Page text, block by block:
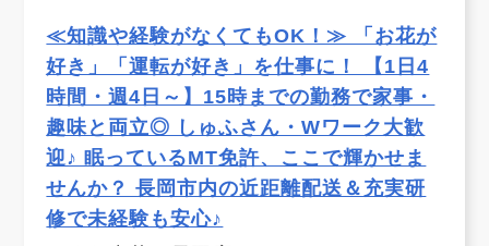
≪知識や経験がなくてもOK！≫ 「お花が
好き」「運転が好き」を仕事に！ 【1日4
時間・週4日～】15時までの勤務で家事・
趣味と両立◎ しゅふさん・Wワーク大歓
迎♪ 眠っているMT免許、ここで輝かせま
せんか？ 長岡市内の近距離配送＆充実研
修で未経験も安心♪